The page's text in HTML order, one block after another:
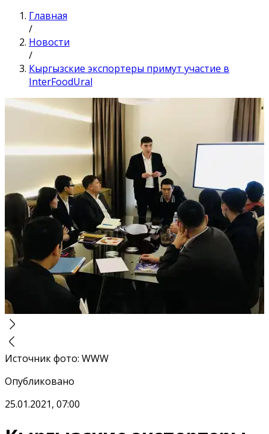
Главная
/
Новости
/
Кыргызские экспортеры примут участие в
InterFoodUral
Источник фото: WWW
Опубликовано
25.01.2021, 07:00